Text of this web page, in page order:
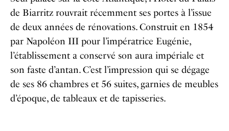
de Biarritz rouvrait récemment ses portes à l’issue
de deux années de rénovations. Construit en 1854
par Napoléon III pour l’impératrice Eugénie,
l’établissement a conservé son aura impériale et
son faste d’antan. C’est l’impression qui se dégage
de ses 86 chambres et 56 suites, garnies de meubles
d’époque, de tableaux et de tapisseries.